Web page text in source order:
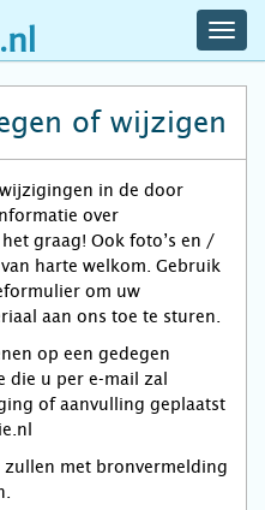
of wijzigen
in de door
over
graag! Ook foto’s en /
harte welkom. Gebruik
om uw
aan ons toe te sturen.
op een gedegen
die u per e-mail zal
of aanvulling geplaatst
zullen met bronvermelding